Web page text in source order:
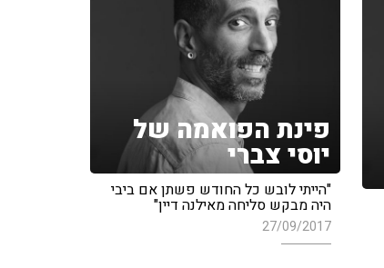
פינת הפואמה של
יוסי צברי
"הייתי לובש כל החודש פשתן אם ביבי
היה מבקש סליחה מאילנה דיין"
27/09/2017